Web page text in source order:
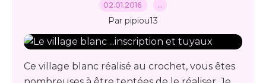
02.01.2016 …
Par pipiou13
Ce village blanc réalisé au crochet, vous êtes